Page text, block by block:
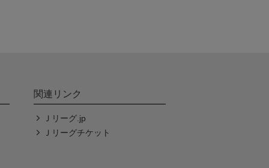
関連リンク
Ｊリーグ.jp
Ｊリーグチケット